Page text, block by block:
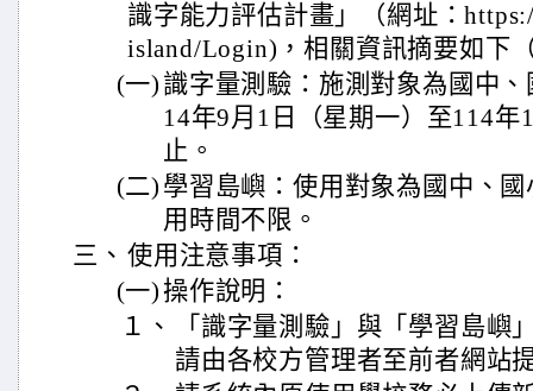
識字能力評估計畫」（網址：
island/Login)，相關資訊摘要如下
(一) 識字量測驗：施測對象為國中
14年9月1日（星期一）至114年
止。
(二) 學習島嶼：使用對象為國中、
用時間不限。
三、 使用注意事項：
(一)操作說明：
１、
「識字量測驗」與「學習島嶼
請由各校方管理者至前者網站